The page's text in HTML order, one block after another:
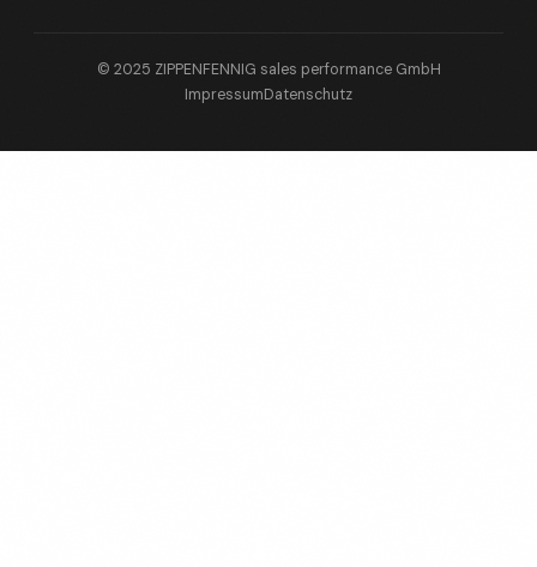
© 2025 ZIPPENFENNIG sales performance GmbH
ImpressumDatenschutz